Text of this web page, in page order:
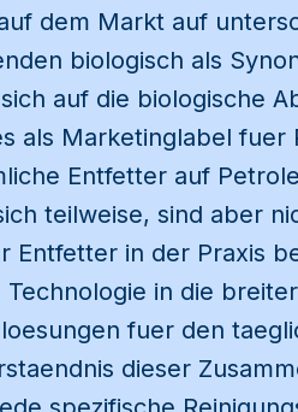
dem Markt auf
biologisch als
auf die biologische
als Marketinglabel fuer
Entfetter auf
teilweise, sind aber
Entfetter in der Praxis
in die
fuer den
dieser